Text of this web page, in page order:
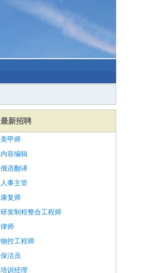
最新招聘
美甲师
内容编辑
俄语翻译
人事主管
康复师
研发制程整合工程师
律师
物控工程师
保洁员
培训经理